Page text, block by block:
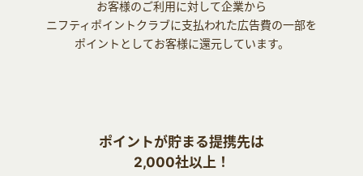
お客様のご利用に対して企業から
ニフティポイントクラブに支払われた広告費の一部を
ポイントとしてお客様に還元しています。
ポイントが貯まる提携先は
2,000社以上！